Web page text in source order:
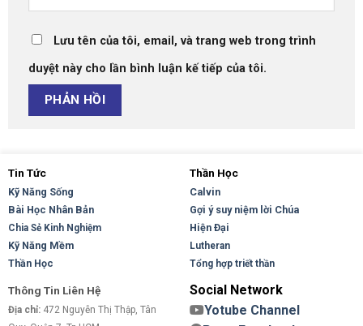
Lưu tên của tôi, email, và trang web trong trình
duyệt này cho lần bình luận kế tiếp của tôi.
Tin Tức
Kỹ Năng Sống
Bài Học Nhân Bản
Chia Sẻ Kinh Nghiệm
Kỹ Năng Mềm
Thần Học
Thần Học
Calvin
Gợi ý suy niệm lời Chúa
Hiện Đại
Lutheran
Tổng hợp triết thần
Thông Tin Liên Hệ
Địa chỉ: 472 Nguyễn Thị Thập, Tân
Social Network
Yotube Channel